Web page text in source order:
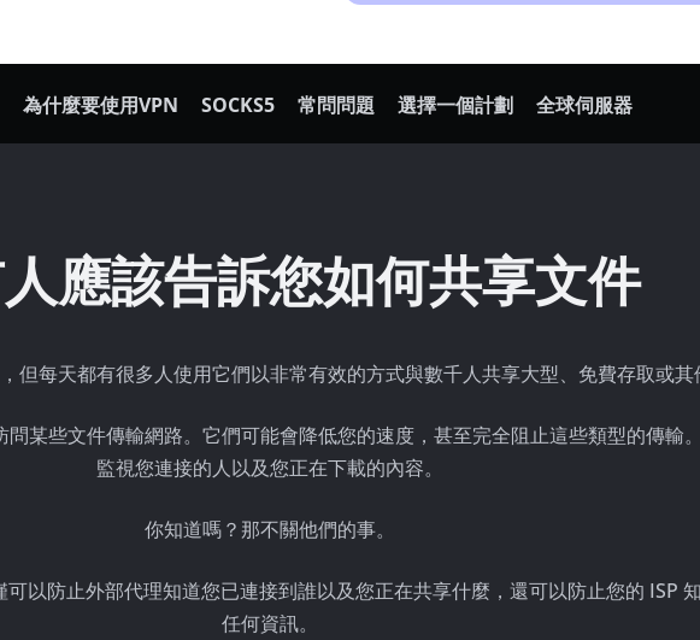
為什麼要使用VPN SOCKS5 常問問題 選擇一個計劃 全球伺服器
應該告訴您如何共享文件
但每天都有很多人使用它們以非常有效的方式與數千人共享大型、免費存取或其
某些文件傳輸網路。它們可能會降低您的速度，甚至完全阻止這些類型的傳輸
監視您連接的人以及您正在下載的內容。
你知道嗎？那不關他們的事。
以防止外部代理知道您已連接到誰以及您正在共享什麼，還可以防止您的 ISP
任何資訊。